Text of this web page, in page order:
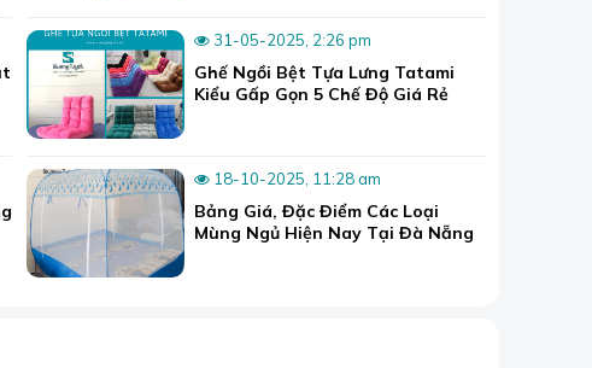
31-05-2025, 2:26 pm
Ghế Ngồi Bệt Tựa Lưng Tatami
Kiểu Gấp Gọn 5 Chế Độ Giá Rẻ
18-10-2025, 11:28 am
Bảng Giá, Đặc Điểm Các Loại
Mùng Ngủ Hiện Nay Tại Đà Nẵng